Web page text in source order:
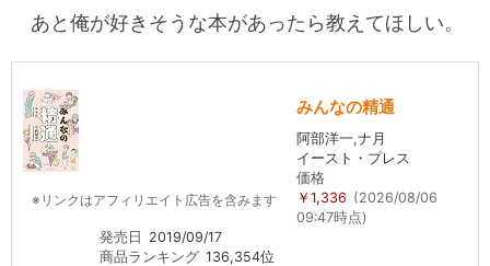
あと俺が好きそうな本があったら教えてほしい。
※リンクはアフィリエイト広告を含みます
みんなの精通
阿部洋一,ナ月
イースト・プレス
価格
￥1,336 (2026/08/06
09:47時点)
発売日 2019/09/17
商品ランキング 136,354位